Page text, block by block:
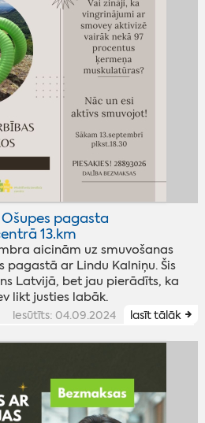
pagasta
13.km
aicinām uz smuvošanas
pagastā ar Lindu Kalniņu. Šis
Latvijā, bet jau pierādīts, ka
likt justies labāk.
iesūtīts: 04.09.2024 lasīt tālāk